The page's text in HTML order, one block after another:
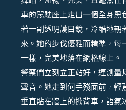
車的駕駛座上走出一個全身黑
著一副透明護目鏡，冷酷地朝
來。她的步伐優雅而精準，每
一樣，完美地落在網格線上。
警察們立刻立正站好，連測量
聲音。她走到何手殘面前，輕
垂直貼在牆上的掀背車，語氣